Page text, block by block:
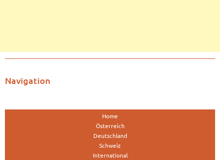
Navigation
Home
Österreich
Deutschland
Schweiz
International